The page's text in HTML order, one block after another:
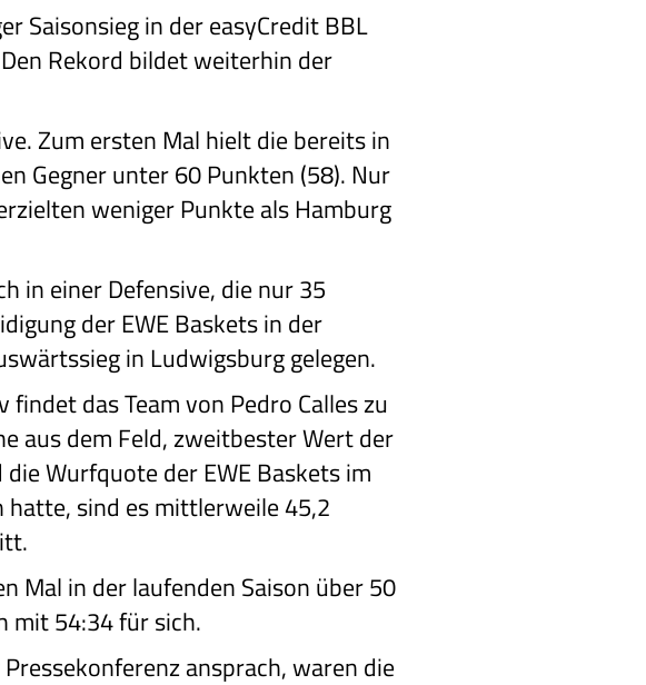
Saisonsieg in der easyCredit BBL
Rekord bildet weiterhin der
Zum ersten Mal hielt die bereits in
Gegner unter 60 Punkten (58). Nur
weniger Punkte als Hamburg
in einer Defensive, die nur 35
der EWE Baskets in der
in Ludwigsburg gelegen.
das Team von Pedro Calles zu
aus dem Feld, zweitbester Wert der
Wurfquote der EWE Baskets im
hatte, sind es mittlerweile 45,2
Mal in der laufenden Saison über 50
mit 54:34 für sich.
ansprach, waren die